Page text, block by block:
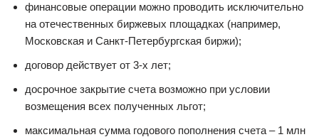
финансовые операции можно проводить исключительно
на отечественных биржевых площадках (например,
Московская и Санкт-Петербургская биржи);
договор действует от 3-х лет;
досрочное закрытие счета возможно при условии
возмещения всех полученных льгот;
максимальная сумма годового пополнения счета – 1 млн